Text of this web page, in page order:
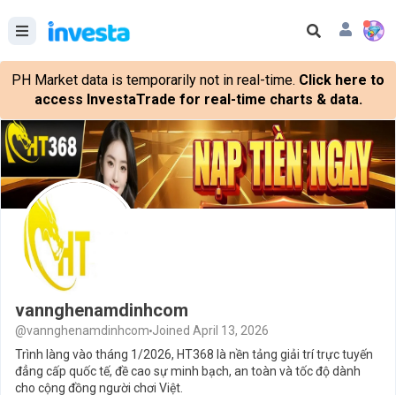
PH Market data is temporarily not in real-time. Click here to
access InvestaTrade for real-time charts & data.
vannghenamdinhcom
@vannghenamdinhcom Joined April 13, 2026
Trình làng vào tháng 1/2026, HT368 là nền tảng giải trí trực tuyến
đẳng cấp quốc tế, đề cao sự minh bạch, an toàn và tốc độ dành
cho cộng đồng người chơi Việt.